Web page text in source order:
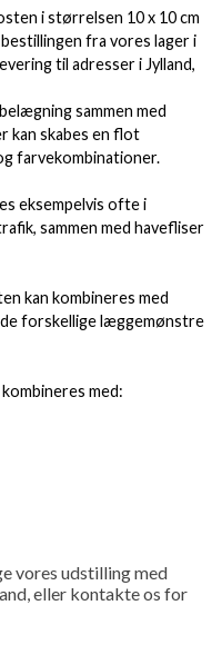
i størrelsen 10 x 10 cm
fra vores lager i
til adresser i Jylland,
sammen med
kan skabes en flot
farvekombinationer.
eksempelvis ofte i
sammen med havefliser
kan kombineres med
forskellige læggemønstre
med:
vores udstilling med
eller kontakte os for